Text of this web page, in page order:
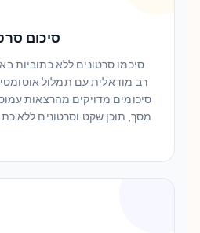
סיכום
סיכמו סרטונים ללא כתוביות
רב-מודאלית עם תמלול אוטומטי
סיכומים מדויקים מהרצאות
מסך, תוכן שקט וסרטונים ללא